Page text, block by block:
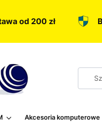
od 200 zł
Akcesoria komputerowe